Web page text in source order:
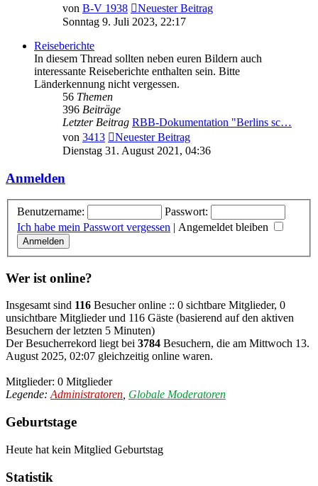
von B-V 1938
Neuester Beitrag
Sonntag 9. Juli 2023, 22:17
Reiseberichte
In diesem Thread sollten neben euren Bildern auch
interessante Reiseberichte enthalten sein. Bitte
Länderkennung nicht vergessen.
56 Themen
396 Beiträge
Letzter Beitrag RBB-Dokumentation "Berlins sc…
von 3413
Neuester Beitrag
Dienstag 31. August 2021, 04:36
Anmelden
Benutzername:
Passwort:
Ich habe mein Passwort vergessen | Angemeldet bleiben
Wer ist online?
Insgesamt sind 116 Besucher online :: 0 sichtbare Mitglieder, 0
unsichtbare Mitglieder und 116 Gäste (basierend auf den aktiven
Besuchern der letzten 5 Minuten)
Der Besucherrekord liegt bei 3784 Besuchern, die am Mittwoch 13.
August 2025, 02:07 gleichzeitig online waren.
Mitglieder: 0 Mitglieder
Legende:Administratoren, Globale Moderatoren
Geburtstage
Heute hat kein Mitglied Geburtstag
Statistik